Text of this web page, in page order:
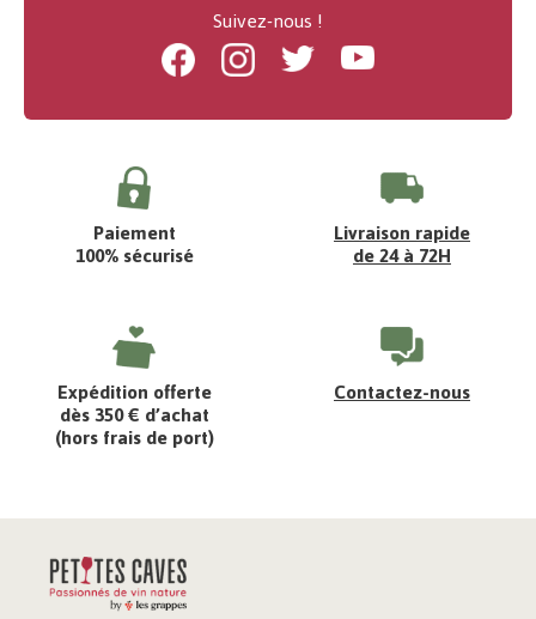
Suivez-nous !
FacebookInstagramTwitter Youtube
Paiement
100% sécurisé
Livraison rapide
de 24 à 72H
Expédition offerte
dès 350 € d’achat
(hors frais de port)
Contactez-nous